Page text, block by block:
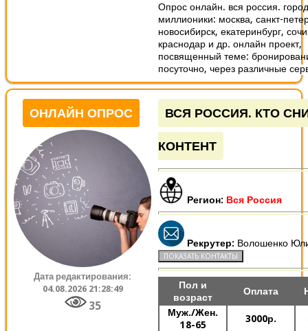
Опрос онлайн. вся россия.
миллионики: москва, санкт-
новосибирск, екатеринбург,
краснодар и др. онлайн проект,
посвященный теме:
посуточно, через различные
ОНЛАЙН ОПРОС
Дата редактирования:
04.08.2026 21:28:49
35
ВСЯ РОССИЯ. КТО
КОНТЕНТ
Регион: Вся Россия
Рекрутер: Волошенко
Пол и
возраст
Оплата
Муж./Жен.
18-65
3000р.